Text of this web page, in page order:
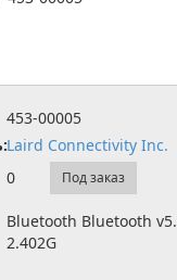
453-00005
Laird Connectivity Inc.
0 Под заказ
Bluetooth Bluetooth
2.402G